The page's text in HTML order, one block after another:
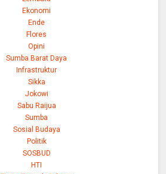
Ekonomi
Ende
Flores
Opini
Sumba Barat Daya
Infrastruktur
Sikka
Jokowi
Sabu Raijua
Sumba
Sosial Budaya
Politik
SOSBUD
HTI